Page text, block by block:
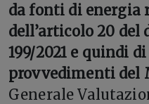
da fonti di energia
dell’articolo 20
199/2021 e quindi
provvedimenti del
Generale